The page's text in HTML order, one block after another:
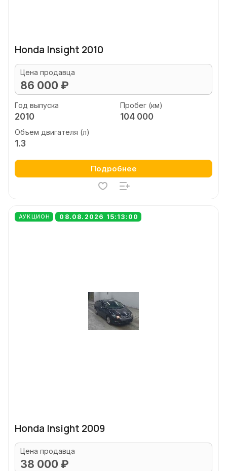
Honda Insight 2010
Цена продавца
86 000 ₽
Год выпуска
2010
Пробег (км)
104 000
Объем двигателя (л)
1.3
Подробнее
АУКЦИОН 08.08.2026 15:13:00
Honda Insight 2009
Цена продавца
38 000 ₽